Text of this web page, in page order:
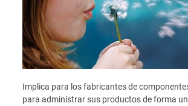
Implica para los fabricantes de
para administrar sus productos de forma